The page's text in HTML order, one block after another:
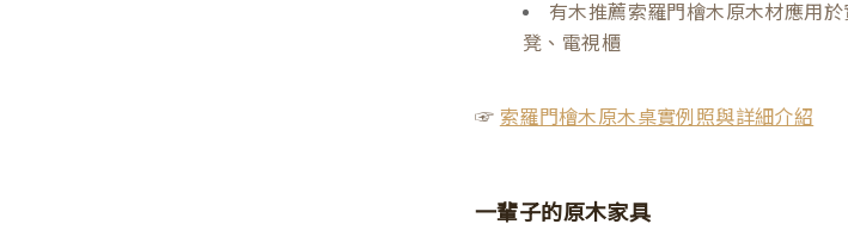
有木推薦索羅門檜木原木材應用
凳、電視櫃
☞ 索羅門檜木原木桌實例照與詳細介紹
一輩子的原木家具